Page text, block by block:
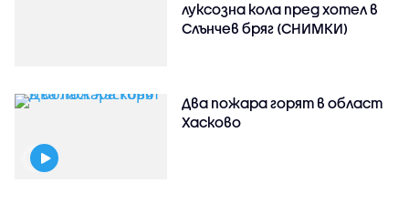
луксозна кола пред хотел в
Слънчев бряг (СНИМКИ)
Два пожара горят в област
Хасково